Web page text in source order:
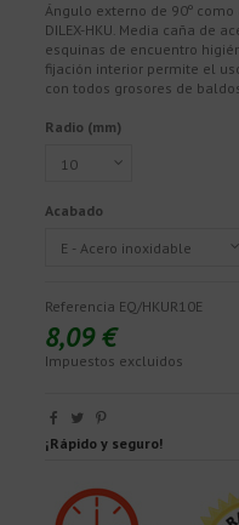
Ángulo externo de 90º
DILEX-HKU. Media caña de
esquinas de encuentro
fijación interior permite el
con todos grosores de
Radio (mm)
Acabado
Referencia EQ/HKUR10E
8,09 €
Impuestos excluidos
¡Rápido y seguro!